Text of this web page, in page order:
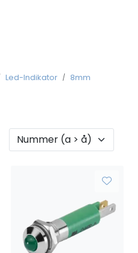
Led-Indikator 8mm